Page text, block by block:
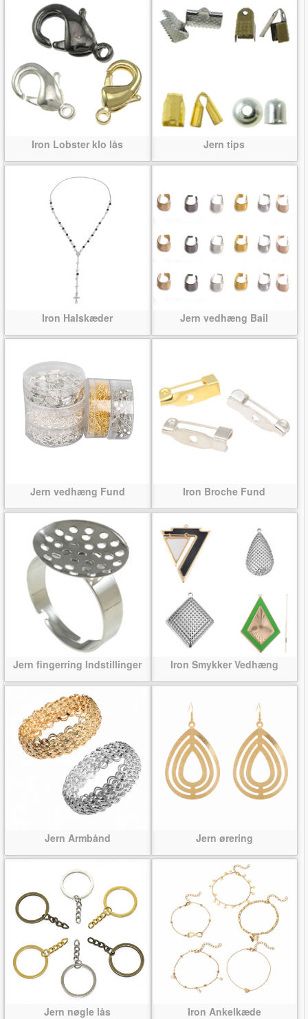
Iron Lobster klo lås Jern tips
Iron Halskæder Jern vedhæng Bail
Jern vedhæng Fund Iron Broche Fund
Jern fingerring Indstillinger Iron Smykker Vedhæng
Jern Armbånd Jern ørering
Jern nøgle lås Iron Ankelkæde